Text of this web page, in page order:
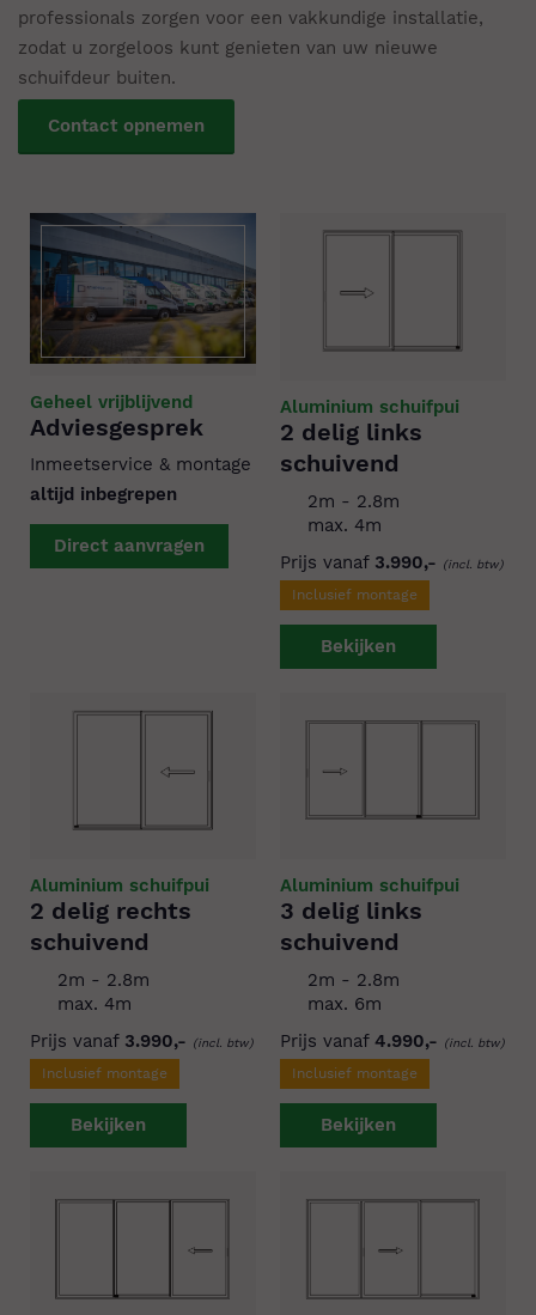
professionals zorgen voor een vakkundige installatie,
zodat u zorgeloos kunt genieten van uw nieuwe
schuifdeur buiten.
Contact opnemen
Geheel vrijblijvend
Adviesgesprek
Inmeetservice & montage
altijd inbegrepen
Direct aanvragen
Aluminium schuifpui
2 delig links
schuivend
2m - 2.8m
max. 4m
Prijs vanaf 3.990,- (incl. btw)
Inclusief montage
Bekijken
Aluminium schuifpui
2 delig rechts
schuivend
2m - 2.8m
max. 4m
Prijs vanaf 3.990,- (incl. btw)
Inclusief montage
Bekijken
Aluminium schuifpui
3 delig links
schuivend
2m - 2.8m
max. 6m
Prijs vanaf 4.990,- (incl. btw)
Inclusief montage
Bekijken